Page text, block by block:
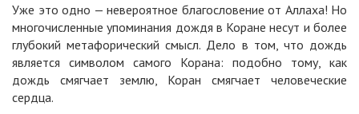
Уже это одно — невероятное благословение от Аллаха! Но
многочисленные упоминания дождя в Коране несут и более
глубокий метафорический смысл. Дело в том, что дождь
является символом самого Корана: подобно тому, как
дождь смягчает землю, Коран смягчает человеческие
сердца.